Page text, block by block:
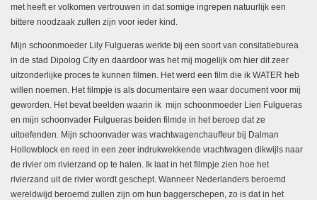
met heeft er volkomen vertrouwen in dat somige ingrepen natuurlijk een
bittere noodzaak zullen zijn voor ieder kind.
Mijn schoonmoeder Lily Fulgueras werkte bij een soort van consitatieburea
in de stad Dipolog City en daardoor was het mij mogelijk om hier dit zeer
uitzonderlijke proces te kunnen filmen. Het werd een film die ik WATER heb
willen noemen. Het filmpje is als documentaire een waar document voor mij
geworden. Het bevat beelden waarin ik mijn schoonmoeder Lien Fulgueras
en mijn schoonvader Fulgueras beiden filmde in het beroep dat ze
uitoefenden. Mijn schoonvader was vrachtwagenchauffeur bij Dalman
Hollowblock en reed in een zeer indrukwekkende vrachtwagen dikwijls naar
de rivier om rivierzand op te halen. Ik laat in het filmpje zien hoe het
rivierzand uit de rivier wordt geschept. Wanneer Nederlanders beroemd
wereldwijd beroemd zullen zijn om hun baggerschepen, zo is dat in het